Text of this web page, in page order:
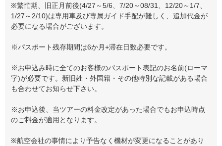
※繁忙期、旧正月前後(4/27～5/6、7/20～08/31、12/20～1/7、
1/27～2/10)は専用車及び専属ガイド手配が難しく、追加代金が
必要になる場合がございます。
※パスポート残存期間は6か月+滞在日数必要です。
※お申込み時に全てのお客様のパスポート表記のお名前(ローマ
字)が必要です。新旧姓・外国籍・その他特別な記載がある場合
も合わせてお知らせ下さい。
※お申込後、当ツアーの料金改定があった場合でもお申込時点
のご料金が適用となります。
※航空会社の事情により予告なく機材が変更になることがあり